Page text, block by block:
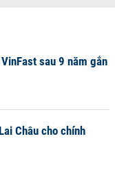
sau 9 năm gắn
Châu cho chính